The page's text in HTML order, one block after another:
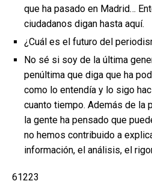
que ha pasado en Madrid…
ciudadanos digan hasta aquí.
¿Cuál es el futuro del
No sé si soy de la última
penúltima que diga que ha
como lo entendía y lo sigo
cuanto tiempo. Además de la
la gente ha pensado que
no hemos contribuido a
información, el análisis, el
61223